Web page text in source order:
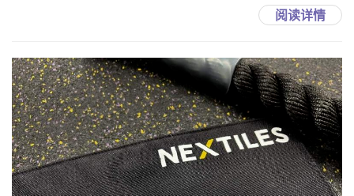
阅读详情